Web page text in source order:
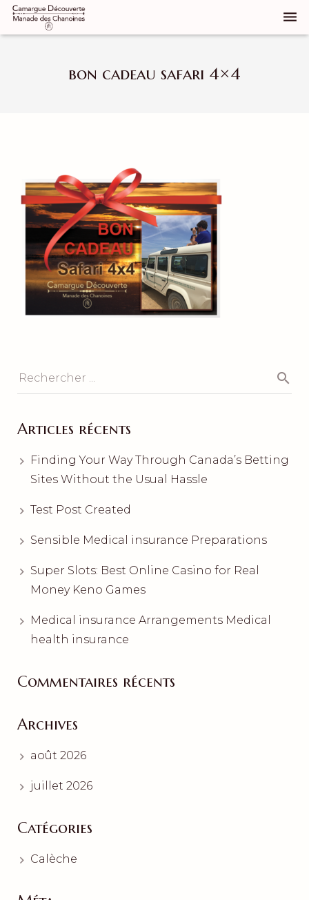
Notre manade
Élevage de chevaux
Galerie d’images
Contact
bon cadeau safari 4×4
Articles récents
Finding Your Way Through Canada’s Betting
Sites Without the Usual Hassle
Test Post Created
Sensible Medical insurance Preparations
Super Slots: Best Online Casino for Real
Money Keno Games
Medical insurance Arrangements Medical
health insurance
Commentaires récents
Archives
août 2026
juillet 2026
Catégories
Calèche